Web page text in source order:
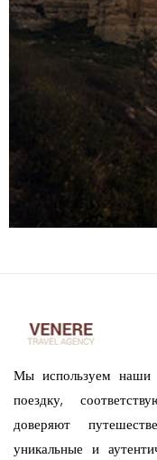
Мы используем наши
поездку,
доверяют
уникальные и